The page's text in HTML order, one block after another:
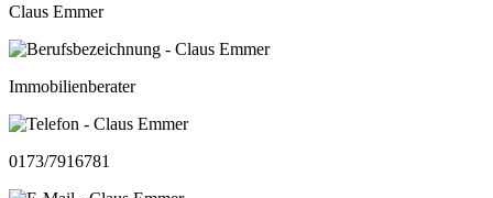
Claus Emmer
Immobilienberater
0173/7916781